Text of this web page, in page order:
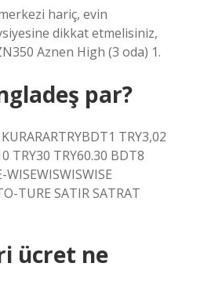
hariç, evin
dikkat etmelisiniz,
Aznen High (3 oda) 1.
par?
TRY3,02
TRY30 TRY60.30 BDT8
TURE SATIR SATRAT
ücret ne